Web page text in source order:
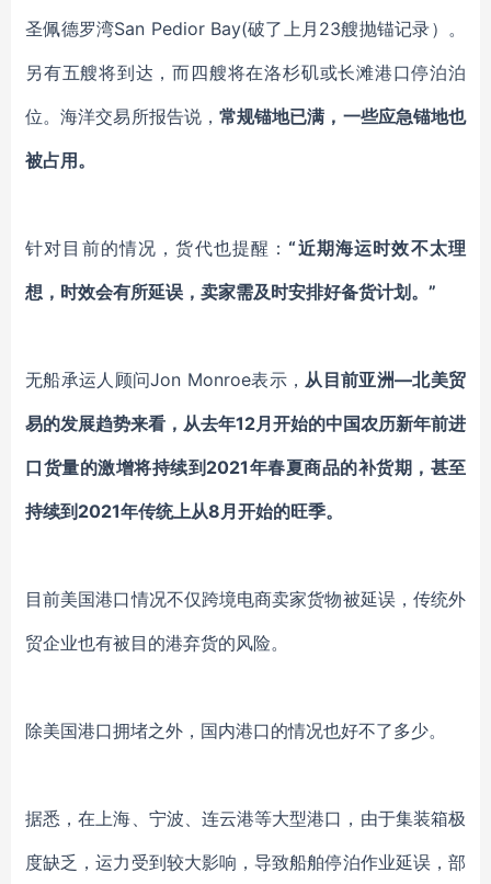
圣佩德罗湾San Pedior Bay(破了上月23艘抛锚记录）。
另有五艘将到达，而四艘将在洛杉矶或长滩港口停泊泊
位。海洋交易所报告说， 常规锚地已满，一些应急锚地也
被占用。
针对目前的情况，货代也提醒：“近期海运时效不太理
想，时效会有所延误，卖家需及时安排好备货计划。”
无船承运人顾问Jon Monroe表示， 从目前亚洲—北美贸
易的发展趋势来看，从去年12月开始的中国农历新年前进
口货量的激增将持续到2021年春夏商品的补货期，甚至
持续到2021年传统上从8月开始的旺季。
目前美国港口情况不仅跨境电商卖家货物被延误，传统外
贸企业也有被目的港弃货的风险。
除美国港口拥堵之外，国内港口的情况也好不了多少。
据悉，在上海、宁波、连云港等大型港口，由于集装箱极
度缺乏，运力受到较大影响，导致船舶停泊作业延误，部